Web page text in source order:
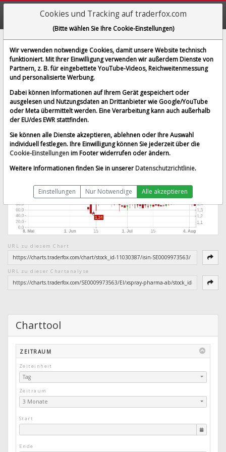
XSpray Pharma AB
[XSPRAY | WKN A2H48J | ISIN SE0009973563]
1,373 € -2,14 %
Echtzeit-Aktienkurs vom 06.08.2026 um 11:06 Uhr
Echtzeit Euro Splitbereinigt
URL zu diesem Chart
URL zu dieser Chartanalyse
Charttool
ZEITRAUM
Zeiteinheit
Tag
Zeitraum
3 Monate
Start
Ende
Cookies und Tracking auf traderfox.com
(Bitte wählen Sie Ihre Cookie-Einstellungen)
Wir verwenden notwendige Cookies, damit unsere Website technisch
funktioniert. Mit Ihrer Einwilligung verwenden wir außerdem Dienste von
Partnern, z. B. für eingebettete YouTube-Videos, Reichweitenmessung
und personalisierte Werbung.
Dabei können Informationen auf Ihrem Gerät gespeichert oder
ausgelesen und Nutzungsdaten an Drittanbieter wie Google/YouTube
oder Meta übermittelt werden. Eine Verarbeitung kann auch außerhalb
der EU/des EWR stattfinden.
Sie können alle Dienste akzeptieren, ablehnen oder Ihre Auswahl
individuell festlegen. Ihre Einwilligung können Sie jederzeit über die
Cookie-Einstellungenim Footer widerrufen oder ändern.
Weitere Informationen finden Sie in unserer Datenschutzrichtlinie.
Einstellungen Nur Notwendige Alle akzeptieren